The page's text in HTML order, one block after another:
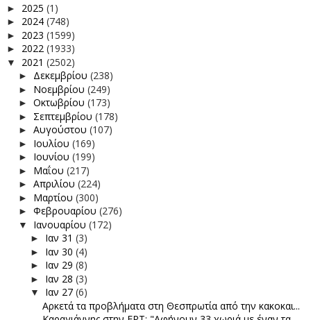
► 2025 (1)
► 2024 (748)
► 2023 (1599)
► 2022 (1933)
▼ 2021 (2502)
► Δεκεμβρίου (238)
► Νοεμβρίου (249)
► Οκτωβρίου (173)
► Σεπτεμβρίου (178)
► Αυγούστου (107)
► Ιουλίου (169)
► Ιουνίου (199)
► Μαΐου (217)
► Απριλίου (224)
► Μαρτίου (300)
► Φεβρουαρίου (276)
▼ Ιανουαρίου (172)
► Ιαν 31 (3)
► Ιαν 30 (4)
► Ιαν 29 (8)
► Ιαν 28 (3)
▼ Ιαν 27 (6)
Αρκετά τα προβλήματα στη Θεσπρωτία από την κακοκαι...